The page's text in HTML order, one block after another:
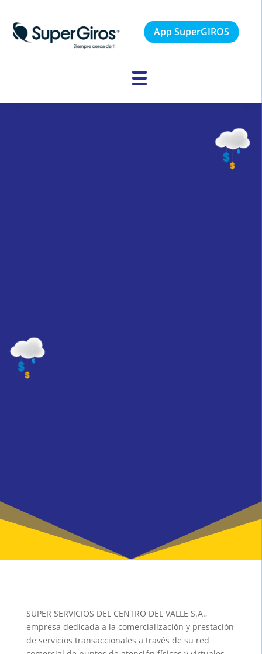
App SuperGIROS
SUPER SERVICIOS DEL CENTRO DEL VALLE S.A.,
empresa dedicada a la comercialización y prestación
de servicios transaccionales a través de su red